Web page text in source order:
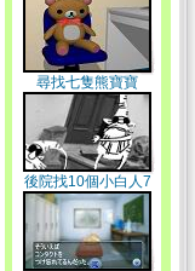
尋找七隻熊寶寶
後院找10個小白人7